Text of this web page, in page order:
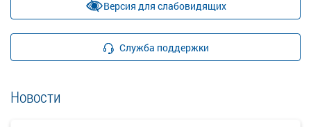
Версия для слабовидящих
Служба поддержки
Новости